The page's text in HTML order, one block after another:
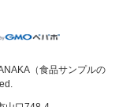
（食品サンプルの